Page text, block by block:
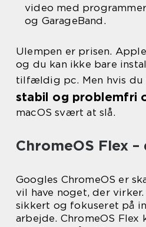
video med
og GarageBand.
Ulempen er prisen.
og du kan ikke bare
tilfældig pc. Men hvis du
stabil og problemfri
macOS svært at slå.
ChromeOS Flex
Googles ChromeOS er
vil have noget, der
sikkert og fokuseret på
arbejde. ChromeOS Flex